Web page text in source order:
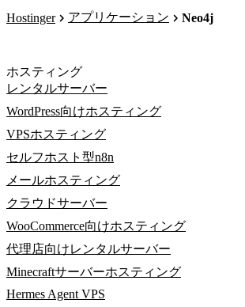
Hostinger アプリケーション Neo4j
ホスティング
レンタルサーバー
WordPress向けホスティング
VPSホスティング
セルフホスト型n8n
メールホスティング
クラウドサーバー
WooCommerce向けホスティング
代理店向けレンタルサーバー
Minecraftサーバーホスティング
Hermes Agent VPS